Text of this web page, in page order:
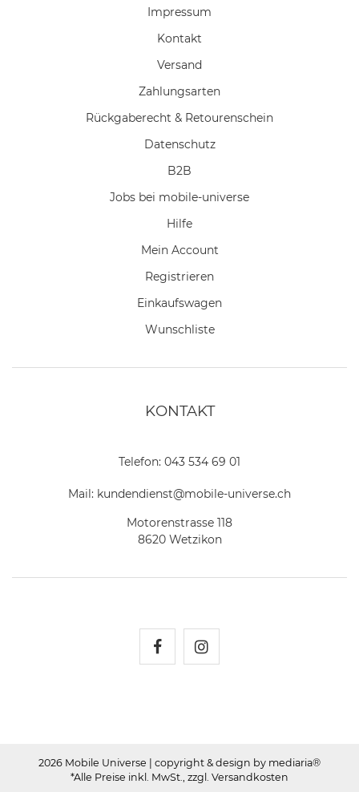
Impressum
Kontakt
Versand
Zahlungsarten
Rückgaberecht & Retourenschein
Datenschutz
B2B
Jobs bei mobile-universe
Hilfe
Mein Account
Registrieren
Einkaufswagen
Wunschliste
KONTAKT
Telefon: 043 534 69 01
Mail: kundendienst@mobile-universe.ch
Motorenstrasse 118
8620 Wetzikon
2026 Mobile Universe | copyright & design by mediaria®
*Alle Preise inkl. MwSt., zzgl. Versandkosten